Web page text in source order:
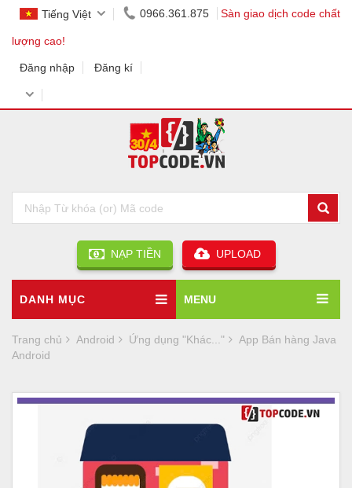
Tiếng Việt 0966.361.875 Sàn giao dịch code chất
lượng cao!
Đăng nhập Đăng kí
NẠP TIỀN UPLOAD
DANH MỤC MENU
Trang chủ Android Ứng dụng "Khác..."
App Bán hàng Java
Android